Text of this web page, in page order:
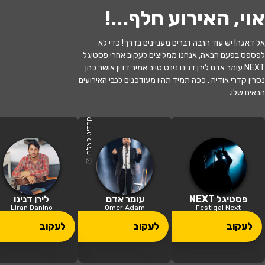
האירוע חלף
פסטיגל NEXT
לעקוב
מתי?20:45 | 23.12
איפה?תל אביב היכל מנורה תל אביב
כמה עולה?
אוי, האירוע חלף...!
אל דאגה! יש עוד הרבה דברים מעניינים בדרך! כדי לא
לפספס בפעם הבאה, אנחנו ממליצים לעקוב אחרי פסטיגל
NEXT עומר אדם לירן דנינו נינט טייב אמיר דדון אושר כהן
נסרין קדרי אודיה , ככה תמיד תהיו מעודכנים לגבי האירועים
הבאים שלו.
פסטיגל NEXT
Festigal Next
לעקוב
קרדיט לצלם
עומר אדם
Omer Adam
לעקוב
לירן דנינו
Liran Danino
לעקוב